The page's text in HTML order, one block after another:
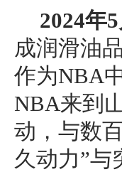
2024年5
成润滑油
作为NBA
NBA来到
动，与数
久动力”与